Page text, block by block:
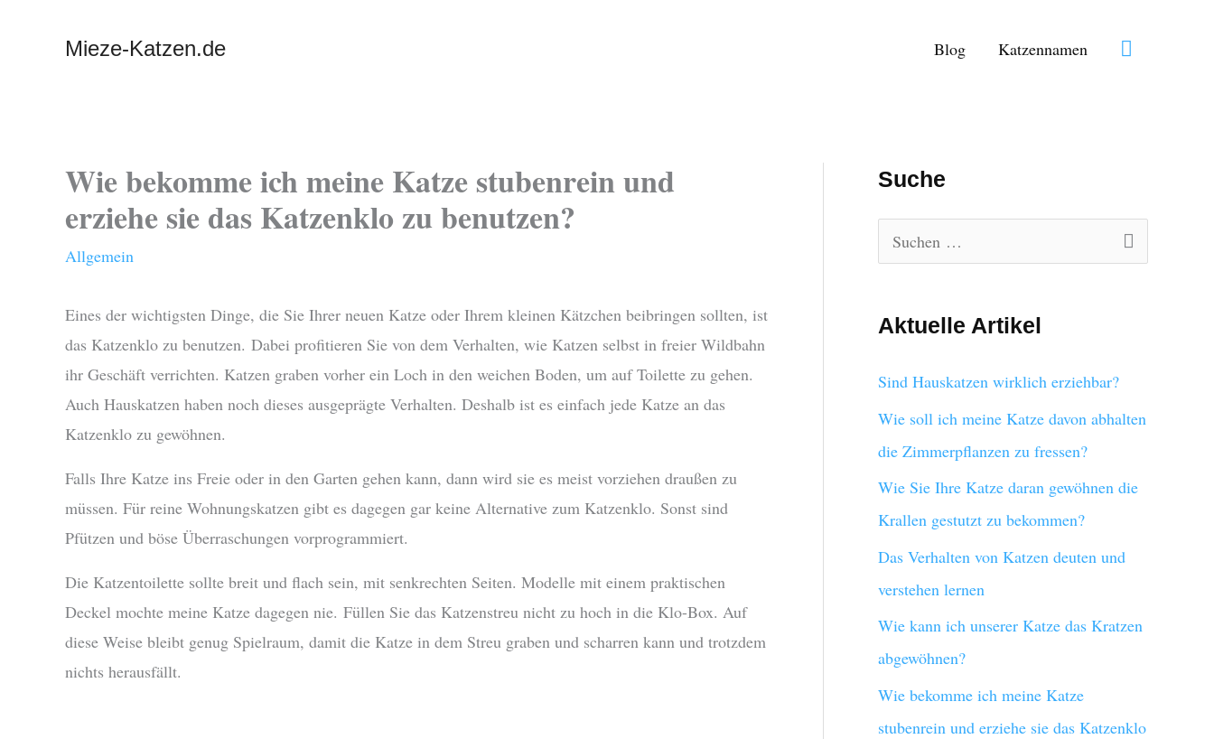
Mieze-Katzen.de Blog Katzennamen Suchen
Wie bekomme ich meine Katze stubenrein und
erziehe sie das Katzenklo zu benutzen?
Allgemein
Eines der wichtigsten Dinge, die Sie Ihrer neuen Katze oder Ihrem kleinen Kätzchen beibringen sollten, ist
das Katzenklo zu benutzen. Dabei profitieren Sie von dem Verhalten, wie Katzen selbst in freier Wildbahn
ihr Geschäft verrichten. Katzen graben vorher ein Loch in den weichen Boden, um auf Toilette zu gehen.
Auch Hauskatzen haben noch dieses ausgeprägte Verhalten. Deshalb ist es einfach jede Katze an das
Katzenklo zu gewöhnen.
Falls Ihre Katze ins Freie oder in den Garten gehen kann, dann wird sie es meist vorziehen draußen zu
müssen. Für reine Wohnungskatzen gibt es dagegen gar keine Alternative zum Katzenklo. Sonst sind
Pfützen und böse Überraschungen vorprogrammiert.
Die Katzentoilette sollte breit und flach sein, mit senkrechten Seiten. Modelle mit einem praktischen
Deckel mochte meine Katze dagegen nie. Füllen Sie das Katzenstreu nicht zu hoch in die Klo-Box. Auf
diese Weise bleibt genug Spielraum, damit die Katze in dem Streu graben und scharren kann und trotzdem
nichts herausfällt.
Suche
u
h
n
a
c
h
:
Aktuelle Artikel
Sind Hauskatzen wirklich erziehbar?
Wie soll ich meine Katze davon abhalten
die Zimmerpflanzen zu fressen?
Wie Sie Ihre Katze daran gewöhnen die
Krallen gestutzt zu bekommen?
Das Verhalten von Katzen deuten und
verstehen lernen
Wie kann ich unserer Katze das Kratzen
abgewöhnen?
Wie bekomme ich meine Katze
stubenrein und erziehe sie das Katzenklo